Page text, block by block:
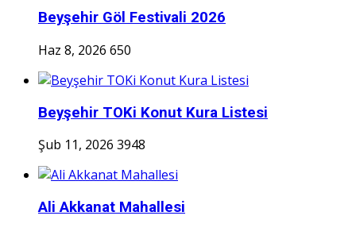
Beyşehir Göl Festivali 2026
Haz 8, 2026 650
Beyşehir TOKi Konut Kura Listesi
Şub 11, 2026 3948
Ali Akkanat Mahallesi